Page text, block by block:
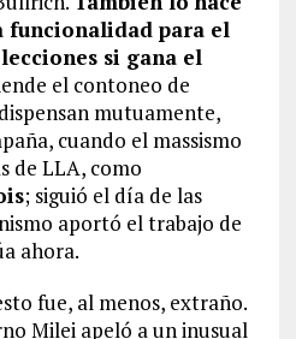
funcionalidad para el
si gana el
el contoneo de
mutuamente,
cuando el massismo
de LLA, como
; siguió el día de las
aportó el trabajo de
ahora.
fue, al menos, extraño.
Milei apeló a un inusual